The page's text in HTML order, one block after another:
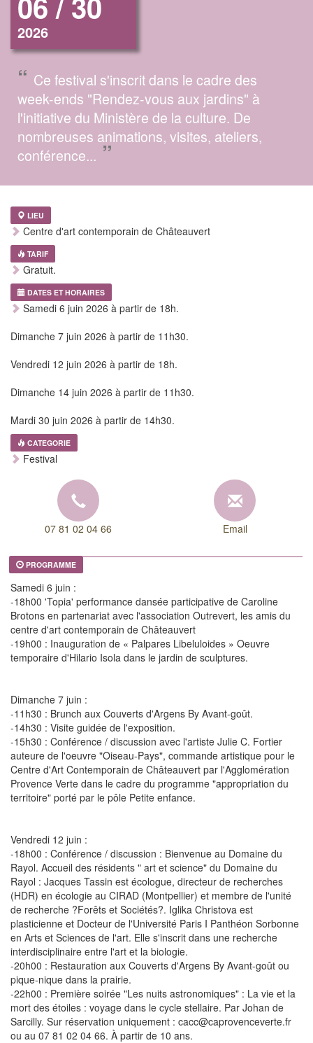
2026
“ Ce festival s'inscrit dans le cadre des
week-ends "Rendez-vous aux jardins" à
l'initiative du Ministère de la culture. De
nombreuses animations, visites, ateliers,
conférence...”
LIEU
Centre d'art contemporain de Châteauvert
TARIF
Gratuit.
DATES ET HORAIRES
Samedi 6 juin 2026 à partir de 18h.
Dimanche 7 juin 2026 à partir de 11h30.
Vendredi 12 juin 2026 à partir de 18h.
Dimanche 14 juin 2026 à partir de 11h30.
Mardi 30 juin 2026 à partir de 14h30.
CATEGORIE
Festival
07 81 02 04 66 Email
PROGRAMME
Samedi 6 juin :
-18h00 'Topia' performance dansée participative de Caroline
Brotons en partenariat avec l'association Outrevert, les amis du
centre d'art contemporain de Châteauvert
-19h00 : Inauguration de « Palpares Libeluloides » Oeuvre
temporaire d'Hilario Isola dans le jardin de sculptures.
Dimanche 7 juin :
-11h30 : Brunch aux Couverts d'Argens By Avant-goût.
-14h30 : Visite guidée de l'exposition.
-15h30 : Conférence / discussion avec l'artiste Julie C. Fortier
auteure de l'oeuvre "Oiseau-Pays", commande artistique pour le
Centre d'Art Contemporain de Châteauvert par l'Agglomération
Provence Verte dans le cadre du programme "appropriation du
territoire" porté par le pôle Petite enfance.
Vendredi 12 juin :
-18h00 : Conférence / discussion : Bienvenue au Domaine du
Rayol. Accueil des résidents " art et science" du Domaine du
Rayol : Jacques Tassin est écologue, directeur de recherches
(HDR) en écologie au CIRAD (Montpellier) et membre de l'unité
de recherche ?Forêts et Sociétés?. Iglika Christova est
plasticienne et Docteur de l'Université Paris I Panthéon Sorbonne
en Arts et Sciences de l'art. Elle s'inscrit dans une recherche
interdisciplinaire entre l'art et la biologie.
-20h00 : Restauration aux Couverts d'Argens By Avant-goût ou
pique-nique dans la prairie.
-22h00 : Première soirée "Les nuits astronomiques" : La vie et la
mort des étoiles : voyage dans le cycle stellaire. Par Johan de
Sarcilly. Sur réservation uniquement : cacc@caprovenceverte.fr
ou au 07 81 02 04 66. À partir de 10 ans.